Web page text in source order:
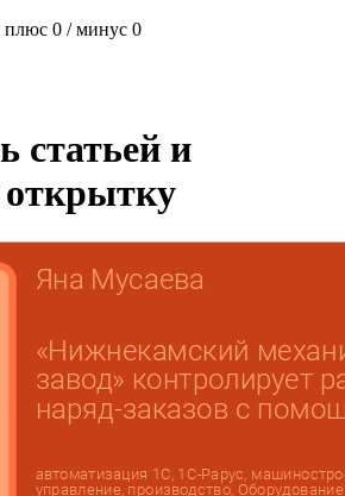
плюс 0 / минус 0
статьей и
открытку